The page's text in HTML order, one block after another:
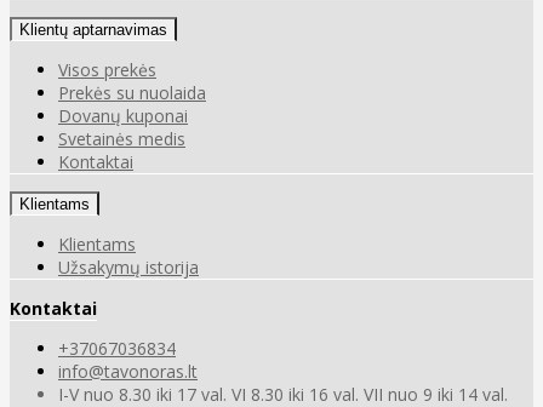
Klientų aptarnavimas
Visos prekės
Prekės su nuolaida
Dovanų kuponai
Svetainės medis
Kontaktai
Klientams
Klientams
Užsakymų istorija
Kontaktai
+37067036834
info@tavonoras.lt
I-V nuo 8.30 iki 17 val. VI 8.30 iki 16 val. VII nuo 9 iki 14 val.